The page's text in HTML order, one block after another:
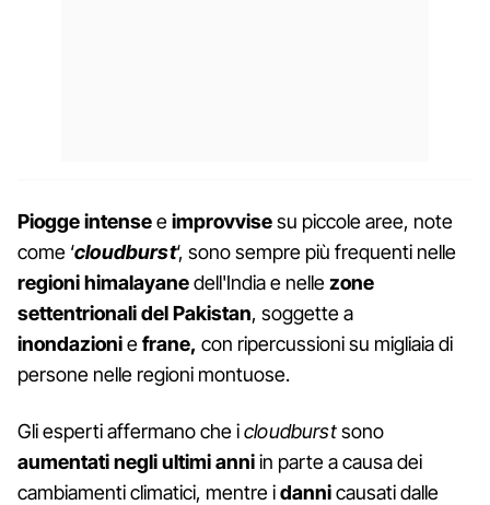
Piogge intenseeimprovvisesu piccole aree, note
come ‘cloudburst‘, sono sempre più frequenti nelle
regionihimalayanedell'India e nellezone
settentrionali del Pakistan, soggette a
inondazioniefrane, con ripercussioni su migliaia di
persone nelle regioni montuose.
Gli esperti affermano che icloudburstsono
aumentati negli ultimi anniin parte a causa dei
cambiamenti climatici, mentre idannicausati dalle